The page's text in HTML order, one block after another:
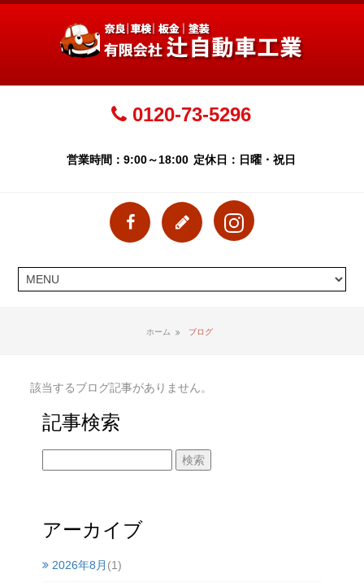
0120-73-5296
営業時間：9:00～18:00 定休日：日曜・祝日
ホーム ブログ
該当するブログ記事がありません。
記事検索
アーカイブ
2026年8月 (1)